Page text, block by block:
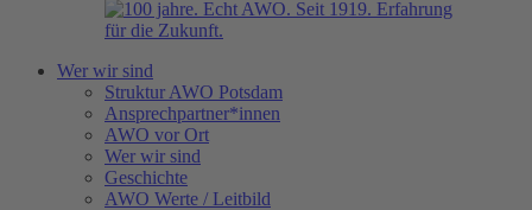
Wer wir sind
Struktur AWO Potsdam
Ansprechpartner*innen
AWO vor Ort
Wer wir sind
Geschichte
AWO Werte / Leitbild